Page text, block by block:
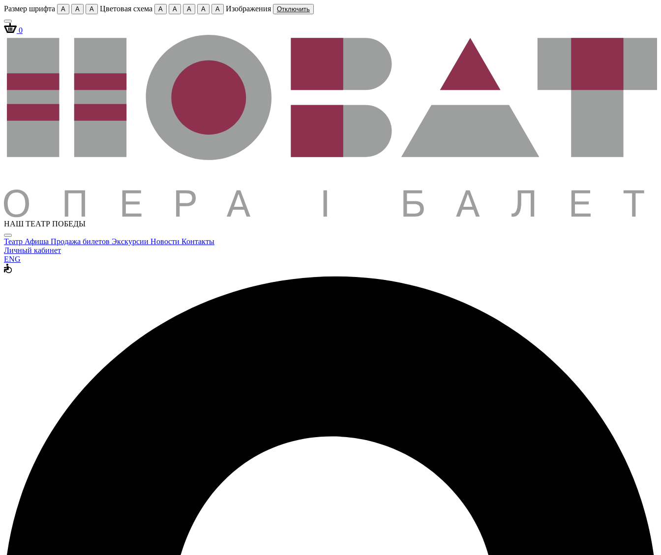
Размер шрифта A A A Цветовая схема A A A A A Изображения Отключить
0
НАШ ТЕАТР ПОБЕДЫ
Театр Афиша Продажа билетов Экскурсии Новости Контакты
Личный кабинет
ENG